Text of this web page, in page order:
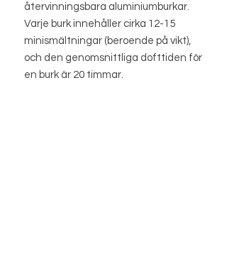
återvinningsbara aluminiumburkar.
Varje burk innehåller cirka 12-15
minismältningar (beroende på vikt),
och den genomsnittliga dofttiden för
en burk är 20 timmar.